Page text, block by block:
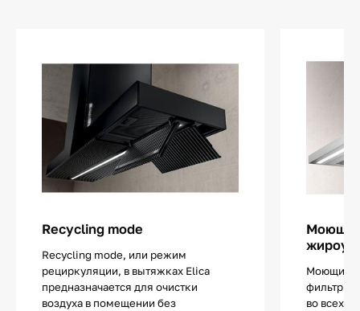
Recycling mode
Recycling mode, или режим
рециркуляции, в вытяжках Elica
предназначается для очистки
воздуха в помещении без
фильтры
во всех